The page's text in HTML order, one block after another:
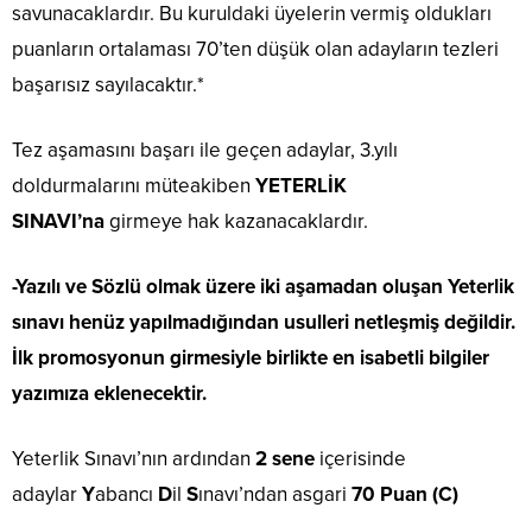
savunacaklardır. Bu kuruldaki üyelerin vermiş oldukları
puanların ortalaması 70’ten düşük olan adayların tezleri
başarısız sayılacaktır.*
Tez aşamasını başarı ile geçen adaylar, 3.yılı
doldurmalarını müteakiben YETERLİK
SINAVI’nagirmeye hak kazanacaklardır.
-Yazılı ve Sözlü olmak üzere iki aşamadan oluşan Yeterlik
sınavı henüz yapılmadığından usulleri netleşmiş değildir.
İlk promosyonun girmesiyle birlikte en isabetli bilgiler
yazımıza eklenecektir.
Yeterlik Sınavı’nın ardından 2 sene içerisinde
adaylarYabancı Dil Sınavı’ndan asgari 70 Puan (C)